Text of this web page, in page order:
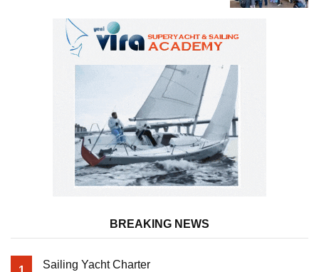
BREAKING NEWS
Sailing Yacht Charter